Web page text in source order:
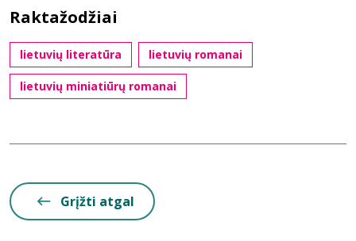
Raktažodžiai
lietuvių literatūra lietuvių romanai
lietuvių miniatiūrų romanai
Grįžti atgal